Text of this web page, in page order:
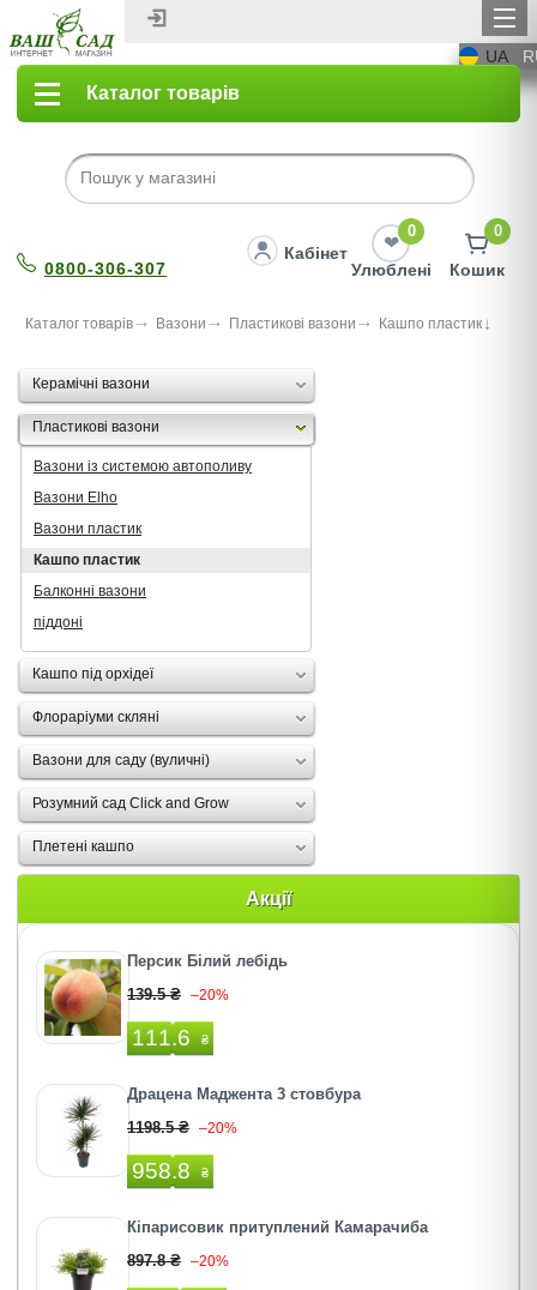
UA
Каталог товарів
0800-306-307
Кабінет
0
Улюблені
0
Кошик
Каталог товарів Вазони Пластикові вазони Кашпо пластик
Керамічні вазони
Пластикові вазони
Вазони із системою автополиву
Вазони Elho
Вазони пластик
Кашпо пластик
Балконні вазони
піддоні
Кашпо під орхідеї
Флораріуми скляні
Вазони для саду (вуличні)
Розумний сад Click and Grow
Плетені кашпо
Акції
Персик Білий лебідь
139.5 ₴ –20%
111.6 ₴
Драцена Маджента 3 стовбура
1198.5 ₴ –20%
958.8 ₴
Кіпарисовик притуплений Камарачиба
897.8 ₴ –20%